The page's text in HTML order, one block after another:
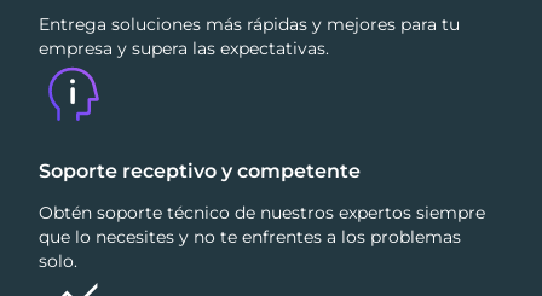
Entrega soluciones más rápidas y mejores para tu
empresa y supera las expectativas.
Soporte receptivo y competente
Obtén soporte técnico de nuestros expertos siempre
que lo necesites y no te enfrentes a los problemas
solo.